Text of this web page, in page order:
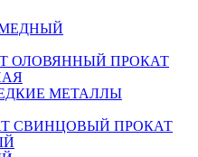
ОЛОВЯННЫЙ ПРОКАТ
МЕТАЛЛЫ
СВИНЦОВЫЙ ПРОКАТ